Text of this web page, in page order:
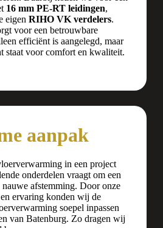
16 mm PE-RT leidingen,
eigen RIHO VK verdelers.
voor een betrouwbare
efficiënt is aangelegd, maar
staat voor comfort en kwaliteit.
aanpak
in een project
onderdelen vraagt om een
afstemming. Door onze
ervaring konden wij de
soepel inpassen
van Batenburg. Zo dragen wij